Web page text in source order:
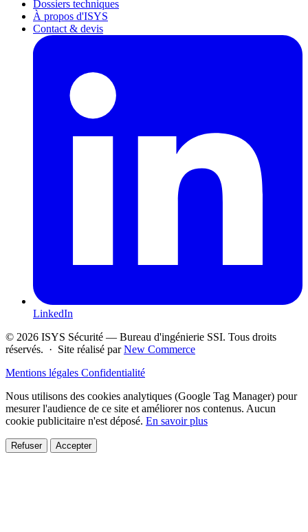
Dossiers techniques
À propos d'ISYS
Contact & devis
LinkedIn
© 2026 ISYS Sécurité — Bureau d'ingénierie SSI. Tous droits
réservés. · Site réalisé parNew Commerce
Mentions légales Confidentialité
Nous utilisons des cookies analytiques (Google Tag Manager) pour
mesurer l'audience de ce site et améliorer nos contenus. Aucun
cookie publicitaire n'est déposé. En savoir plus
Refuser Accepter